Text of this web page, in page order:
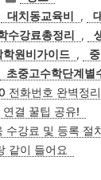
테
고
리
대치동교육비 ,
수강료총정리 ,
학원비가이드 ,
초중고수학단계별
전화번호 완벽정
연결 꿀팁 공유!
수강료 및 등록 절
같이 들어요